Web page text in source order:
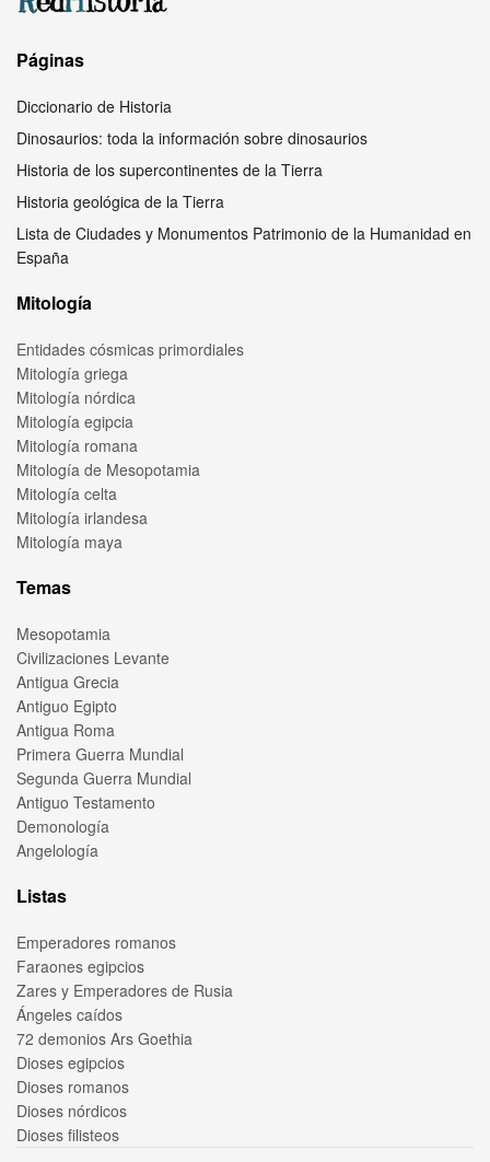
Páginas
Diccionario de Historia
Dinosaurios: toda la información sobre dinosaurios
Historia de los supercontinentes de la Tierra
Historia geológica de la Tierra
Lista de Ciudades y Monumentos Patrimonio de la Humanidad en
España
Mitología
Entidades cósmicas primordiales
Mitología griega
Mitología nórdica
Mitología egipcia
Mitología romana
Mitología de Mesopotamia
Mitología celta
Mitología irlandesa
Mitología maya
Temas
Mesopotamia
Civilizaciones Levante
Antigua Grecia
Antiguo Egipto
Antigua Roma
Primera Guerra Mundial
Segunda Guerra Mundial
Antiguo Testamento
Demonología
Angelología
Listas
Emperadores romanos
Faraones egipcios
Zares y Emperadores de Rusia
Ángeles caídos
72 demonios Ars Goethia
Dioses egipcios
Dioses romanos
Dioses nórdicos
Dioses filisteos